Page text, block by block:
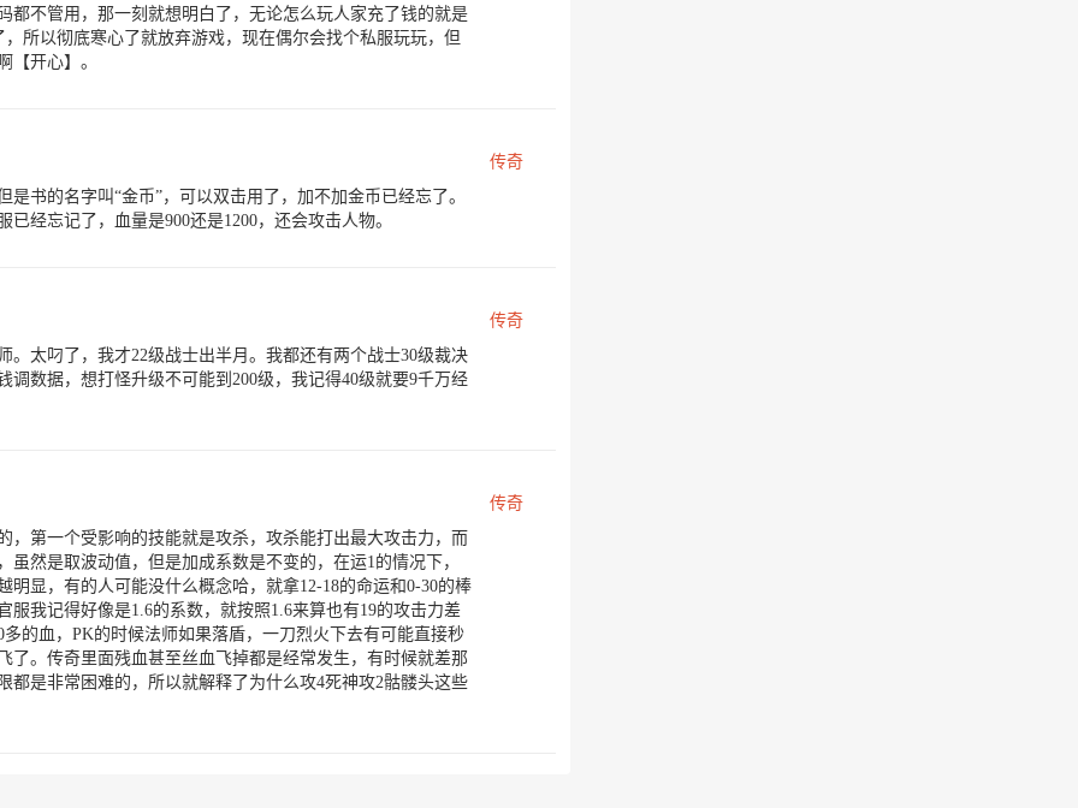
都不管用，那一刻就想明白了，无论怎么玩人家充了钱的就是
所以彻底寒心了就放弃游戏，现在偶尔会找个私服玩玩，但
【开心】。
传奇
书的名字叫“金币”，可以双击用了，加不加金币已经忘了。
经忘记了，血量是900还是1200，还会攻击人物。
传奇
。太叼了，我才22级战士出半月。我都还有两个战士30级裁决
数据，想打怪升级不可能到200级，我记得40级就要9千万经
传奇
，第一个受影响的技能就是攻杀，攻杀能打出最大攻击力，而
然是取波动值，但是加成系数是不变的，在运1的情况下，
显，有的人可能没什么概念哈，就拿12-18的命运和0-30的棒
服我记得好像是1.6的系数，就按照1.6来算也有19的攻击力差
的血，PK的时候法师如果落盾，一刀烈火下去有可能直接秒
了。传奇里面残血甚至丝血飞掉都是经常发生，有时候就差那
都是非常困难的，所以就解释了为什么攻4死神攻2骷髅头这些